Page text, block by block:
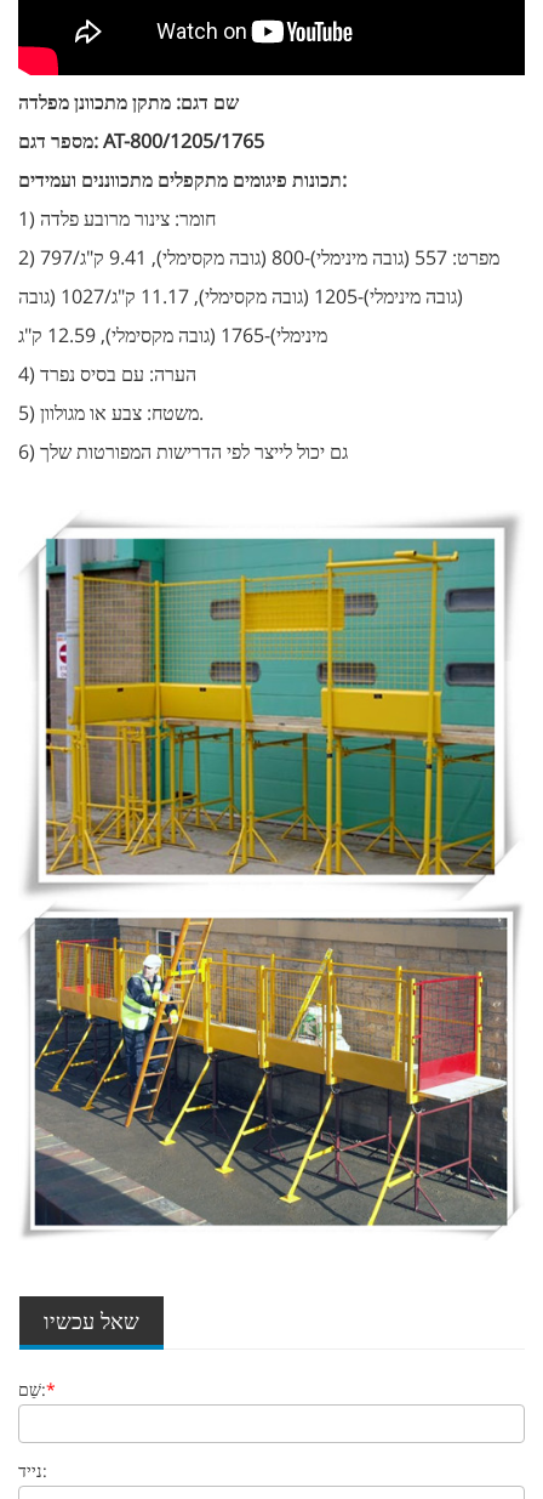
שם דגם: מתקן מתכוונן מפלדה
מספר דגם: AT-800/1205/1765
תכונות פיגומים מתקפלים מתכווננים ועמידים:
1) חומר: צינור מרובע פלדה
2) מפרט: 557 (גובה מינימלי)-800 (גובה מקסימלי), 9.41 ק"ג/
797
(גובה מינימלי)-1205 (גובה מקסימלי), 11.17 ק"ג/
1027 (גובה
מינימלי)-1765 (גובה מקסימלי), 12.59 ק"ג
4) הערה: עם בסיס נפרד
5) משטח: צבע או מגולוון.
6) גם יכול לייצר לפי הדרישות המפורטות שלך
שאל עכשיו
שֵׁם:*
נייד: